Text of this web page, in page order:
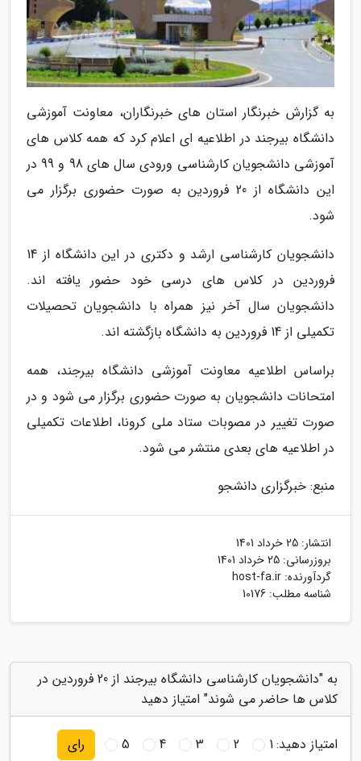
به گزارش خبرنگار استان های خبرنگاران، معاونت آموزشی
دانشگاه بیرجند در اطلاعیه ای اعلام کرد که همه کلاس های
آموزشی دانشجویان کارشناسی ورودی سال های 98 و 99 در
این دانشگاه از 20 فروردین به صورت حضوری برگزار می
شود.
دانشجویان کارشناسی ارشد و دکتری در این دانشگاه از 14
فروردین در کلاس های درسی خود حضور یافته اند.
دانشجویان سال آخر نیز همراه با دانشجویان تحصیلات
تکمیلی از 14 فروردین به دانشگاه بازگشته اند.
براساس اطلاعیه معاونت آموزشی دانشگاه بیرجند، همه
امتحانات دانشجویان به صورت حضوری برگزار می شود و در
صورت تغییر در مصوبات ستاد ملی کرونا، اطلاعات تکمیلی
در اطلاعیه های بعدی منتشر می شود.
منبع: خبرگزاری دانشجو
انتشار: 25 خرداد 1401
بروزرسانی: 25 خرداد 1401
گردآورنده: host-fa.ir
شناسه مطلب: 10176
به "دانشجویان کارشناسی دانشگاه بیرجند از 20 فروردین در
کلاس ها حاضر می شوند" امتیاز دهید
امتیاز دهید:1
2
3
4
5 رای